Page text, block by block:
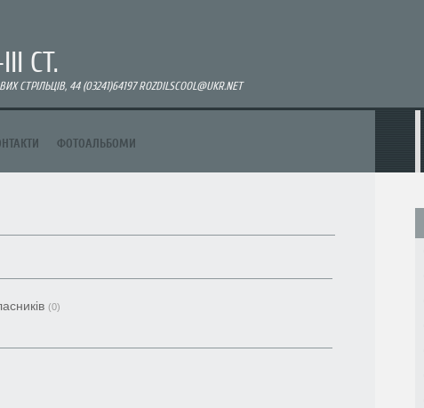
СТ.
44 (03241)64197 ROZDILSCOOL@UKR.NET
ФОТОАЛЬБОМИ
(0)